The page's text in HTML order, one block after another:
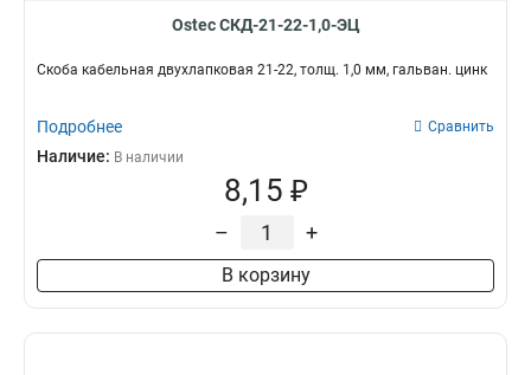
Ostec СКД-21-22-1,0-ЭЦ
Скоба кабельная двухлапковая 21-22, толщ. 1,0 мм, гальван. цинк
Подробнее Сравнить
Наличие: В наличии
8,15 ₽
– +
В корзину